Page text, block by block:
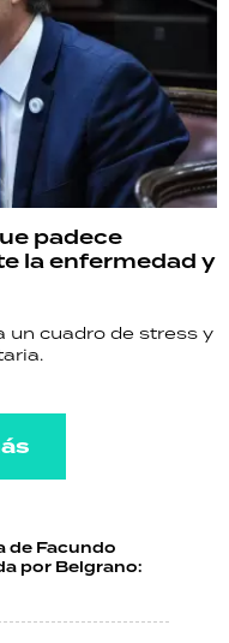
padece
la enfermedad y
un cuadro de stress y
de Facundo
por Belgrano: